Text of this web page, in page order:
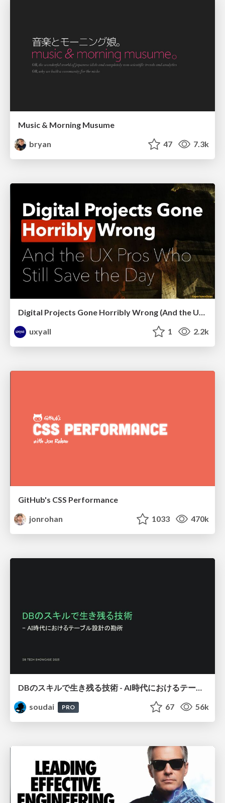
Music & Morning Musume
bryan
47 7.3k
Digital Projects Gone Horribly Wrong (And the UX Pros Who Still Save the Day) - Dean Schuster
uxyall
1 2.2k
GitHub's CSS Performance
jonrohan
1033 470k
DBのスキルで生き残る技術 - AI時代におけるテーブル設計の勘所
soudai
PRO 67 56k